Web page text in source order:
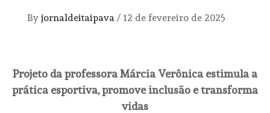
By jornaldeitaipava / 12 de fevereiro de 2025
Projeto da professora Márcia Verônica estimula a
prática esportiva, promove inclusão e transforma
vidas